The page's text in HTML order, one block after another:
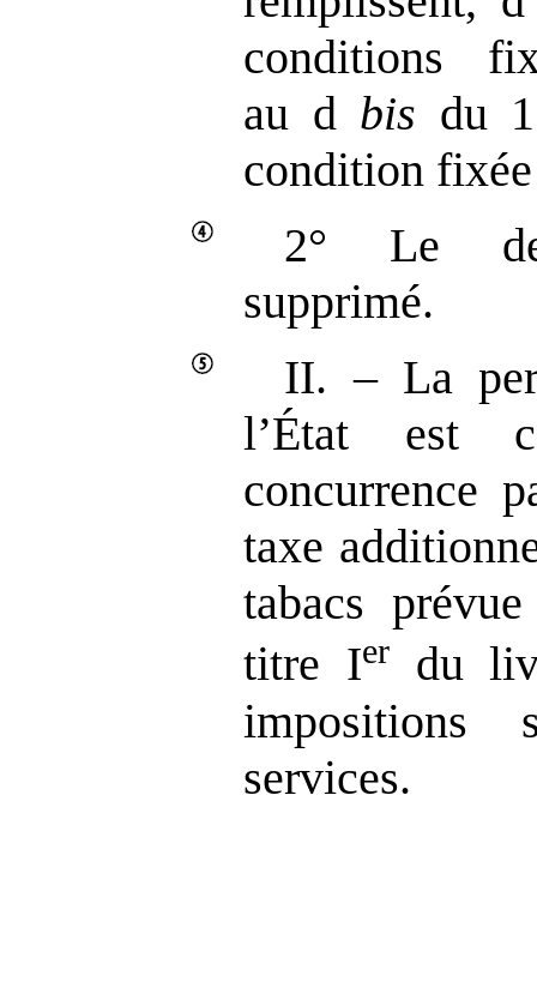
conditions
au d bis du
condition
2° Le
supprimé.
II. – La
l’État est
concurrence
taxe
tabacs
titre Ier
du
services.